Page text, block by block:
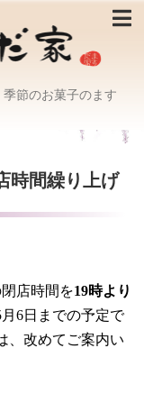
節のお菓子のます
時間繰り上げ
店時間を19時より
6日までの予定で
、改めてご案内い